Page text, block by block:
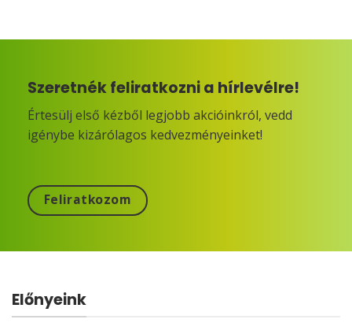
Szeretnék feliratkozni a hírlevélre!
Értesülj első kézből legjobb akcióinkról, vedd
igénybe kizárólagos kedvezményeinket!
Feliratkozom
Előnyeink